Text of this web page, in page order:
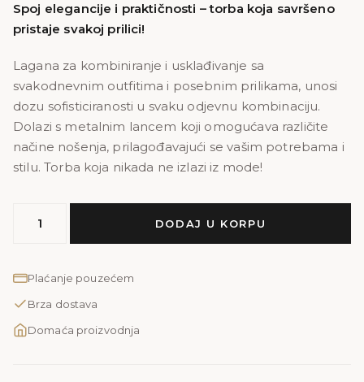
Spoj elegancije i praktičnosti – torba koja savršeno
pristaje svakoj prilici!
Lagana za kombiniranje i usklađivanje sa
svakodnevnim outfitima i posebnim prilikama, unosi
dozu sofisticiranosti u svaku odjevnu kombinaciju.
Dolazi s metalnim lancem koji omogućava različite
načine nošenja, prilagođavajući se vašim potrebama i
stilu. Torba koja nikada ne izlazi iz mode!
NINA
DODAJ U KORPU
Plaćanje pouzećem
Brza dostava
Domaća proizvodnja